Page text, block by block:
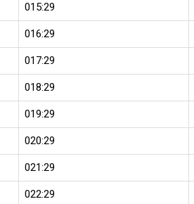
015:29
016:29
017:29
018:29
019:29
020:29
021:29
022:29